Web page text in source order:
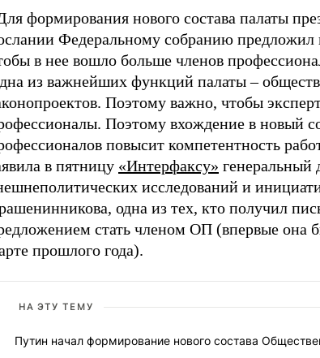
формирования нового состава палаты
Федеральному собранию
в нее вошло больше членов
из важнейших функций палаты –
Поэтому важно, чтобы
Поэтому вхождение в новый
повысит компетентность
в пятницу «Интерфаксу» генеральный
исследований и
одна из тех, кто получил
стать членом ОП (впервые она
прошлого года).
НА ЭТУ ТЕМУ
Путин начал формирование нового состава